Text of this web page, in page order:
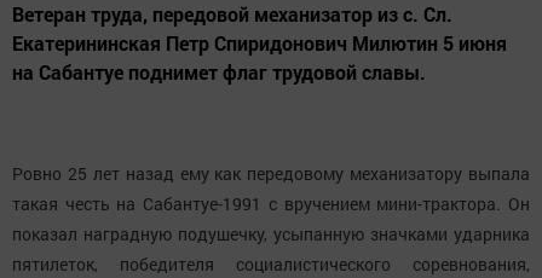
Ветеран труда, передовой механизатор из с. Сл.
Екатерининская Петр Спиридонович Милютин 5 июня
на Сабантуе поднимет флаг трудовой славы.
Ровно 25 лет назад ему как передовому механизатору выпала
такая честь на Сабантуе-1991 с вручением мини-трактора. Он
показал наградную подушечку, усыпанную значками ударника
пятилеток, победителя социалистического соревнования,